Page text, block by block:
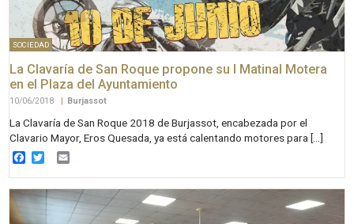
SOCIEDAD
La Clavaría de San Roque propone su I Matinal Motera
en el Plaza del Ayuntamiento
10/06/2018 | Burjassot
La Clavaría de San Roque 2018 de Burjassot, encabezada por el
Clavario Mayor, Eros Quesada, ya está calentando motores para […]
Facebook
Twitter